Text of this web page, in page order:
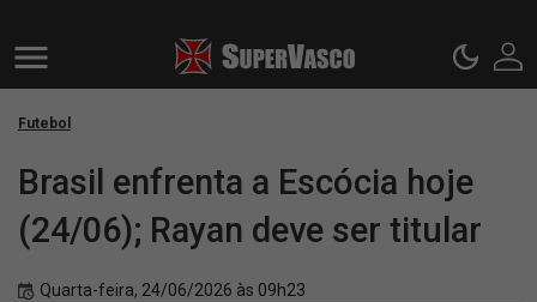
Futebol
Brasil enfrenta a Escócia hoje
(24/06); Rayan deve ser titular
Quarta-feira, 24/06/2026 às 09h23